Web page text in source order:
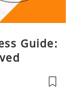
Guide: